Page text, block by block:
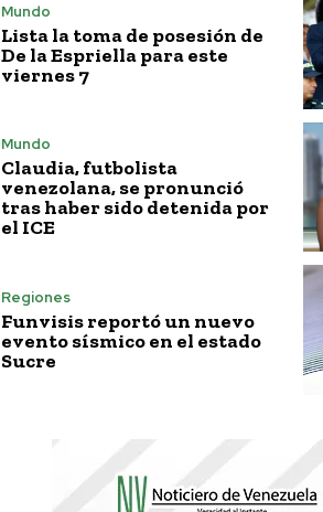
Mundo
Lista la toma de posesión de
De la Espriella para este
viernes 7
Mundo
Claudia, futbolista
venezolana, se pronunció
tras haber sido detenida por
el ICE
Regiones
Funvisis reportó un nuevo
evento sísmico en el estado
Sucre